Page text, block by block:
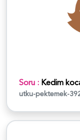
Soru : Kedim
utku-pektemek-